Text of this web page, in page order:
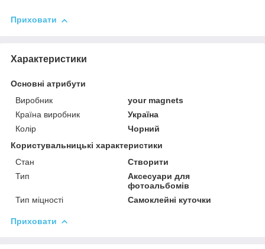
Приховати
Характеристики
Основні атрибути
Виробник
your magnets
Країна виробник
Україна
Колір
Чорний
Користувальницькі характеристики
Стан
Створити
Тип
Аксесуари для
фотоальбомів
Тип міцності
Самоклейні куточки
Приховати